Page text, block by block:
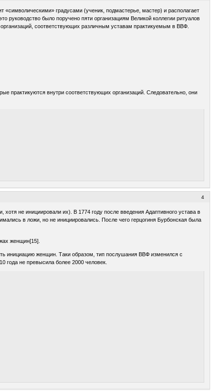
градусами (ученик, подмастерье, мастер) и располагает
руководство было поручено пяти организациям Великой коллегии ритуалов
соответствующих различным уставам практикуемым в ВВФ.
практикуются внутри соответствующих организаций. Следовательно, они
4
не инициировали их). В 1774 году после введения Адаптивного устава в
в ложи, но не инициировались. После чего герцогиня Бурбонская была
женщин[15].
инициацию женщин. Таки образом, тип послушания ВВФ изменился с
не превысила более 2000 человек.